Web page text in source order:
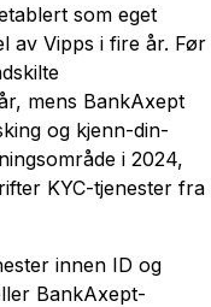
som eget
av Vipps i fire år. Før
mens BankAxept
og kjenn-din-
i 2024,
KYC-tjenester fra
innen ID og
BankAxept-